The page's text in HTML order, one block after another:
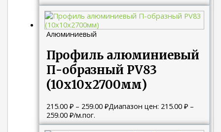
Алюминиевый
Профиль алюминиевый
П-образный PV83
(10х10х2700мм)
215.00₽ – 259.00₽Диапазон цен: 215.00 ₽ –
259.00 ₽/м.пог.